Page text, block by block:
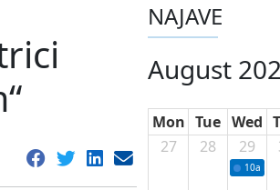
NAJAVE
August
Mon Tue Wed
27
28 29
10a